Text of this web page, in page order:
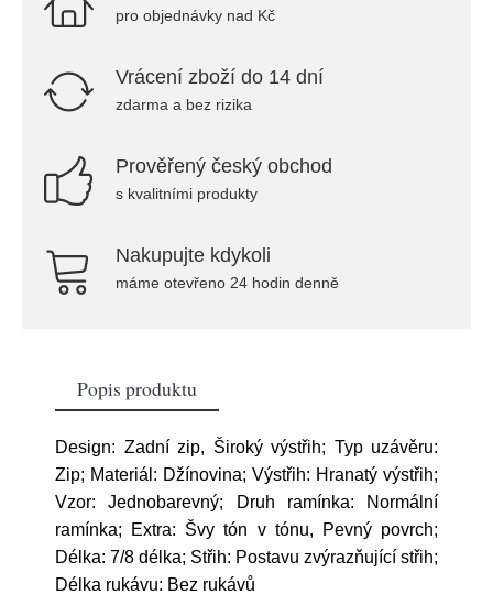
pro objednávky nad Kč
Vrácení zboží do 14 dní
zdarma a bez rizika
Prověřený český obchod
s kvalitními produkty
Nakupujte kdykoli
máme otevřeno 24 hodin denně
Popis produktu
Design: Zadní zip, Široký výstřih; Typ uzávěru:
Zip; Materiál: Džínovina; Výstřih: Hranatý výstřih;
Vzor: Jednobarevný; Druh ramínka: Normální
ramínka; Extra: Švy tón v tónu, Pevný povrch;
Délka: 7/8 délka; Střih: Postavu zvýrazňující střih;
Délka rukávu: Bez rukávů